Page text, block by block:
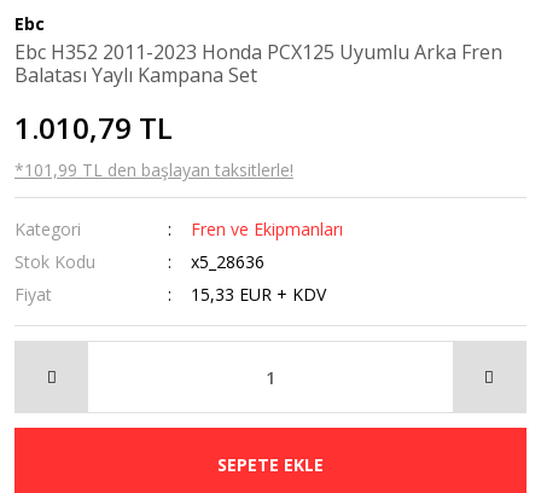
Ebc
Ebc H352 2011-2023 Honda PCX125 Uyumlu Arka Fren
Balatası Yaylı Kampana Set
1.010,79 TL
*101,99 TL den başlayan taksitlerle!
Kategori
Fren ve Ekipmanları
Stok Kodu
x5_28636
Fiyat
15,33 EUR + KDV
SEPETE EKLE